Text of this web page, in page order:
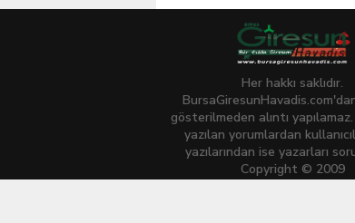
Her hakkı saklıdır.
gösterilmeden alıntı
yazılan yorumlardan
yazılarından ise yazarları
Copyright © 2009